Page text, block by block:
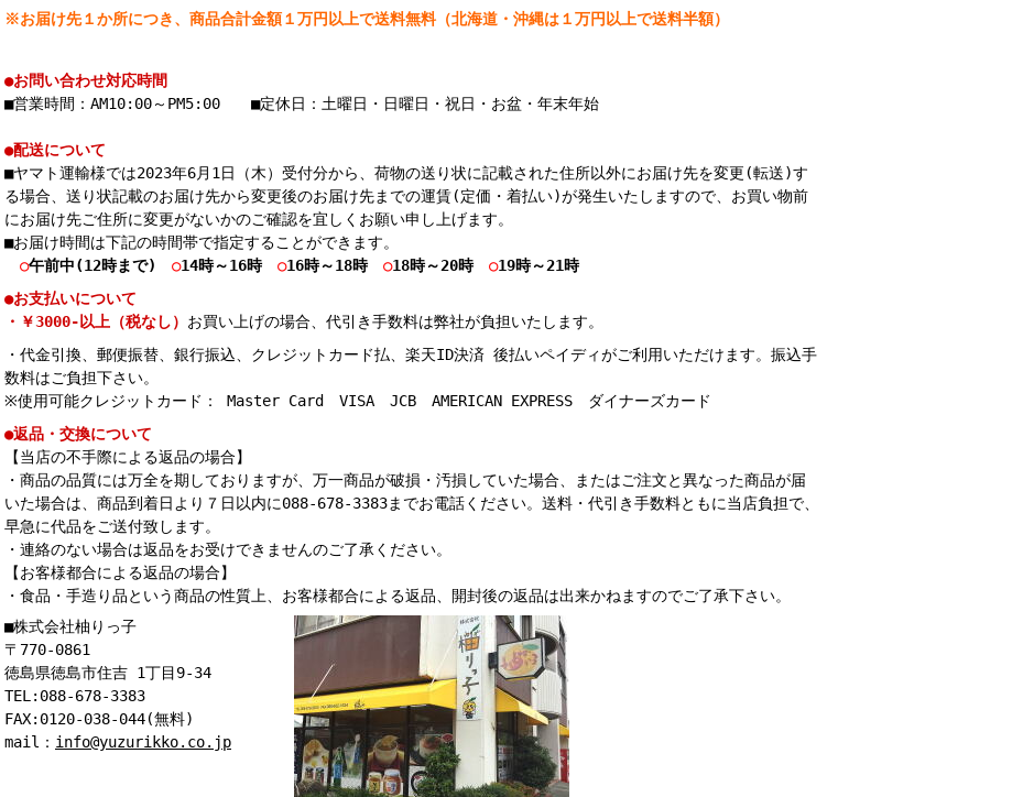
※お届け先１か所につき、商品合計金額１万円以上で送料無料（北海道・沖縄は１万円以上で送料半額）
●お問い合わせ対応時間
■営業時間：AM10:00～PM5:00 ■定休日：土曜日・日曜日・祝日・お盆・年末年始
●配送について
■ヤマト運輸様では2023年6月1日（木）受付分から、荷物の送り状に記載された住所以外にお届け先を変更(転送)す
る場合、送り状記載のお届け先から変更後のお届け先までの運賃(定価・着払い)が発生いたしますので、お買い物前
にお届け先ご住所に変更がないかのご確認を宜しくお願い申し上げます。
■お届け時間は下記の時間帯で指定することができます。
○午前中(12時まで) ○14時～16時○16時～18時○18時～20時○19時～21時
●お支払いについて
・￥3000-以上（税なし） お買い上げの場合、代引き手数料は弊社が負担いたします。
・代金引換、郵便振替、銀行振込、クレジットカード払、楽天ID決済 後払いペイディがご利用いただけます。振込手
数料はご負担下さい。
※使用可能クレジットカード： Master Card VISA JCB AMERICAN EXPRESS ダイナーズカード
●返品・交換について
【当店の不手際による返品の場合】
・商品の品質には万全を期しておりますが、万一商品が破損・汚損していた場合、またはご注文と異なった商品が届
いた場合は、商品到着日より７日以内に088-678-3383までお電話ください。送料・代引き手数料ともに当店負担で、
早急に代品をご送付致します。
・連絡のない場合は返品をお受けできませんのご了承ください。
【お客様都合による返品の場合】
・食品・手造り品という商品の性質上、お客様都合による返品、開封後の返品は出来かねますのでご了承下さい。
■株式会社柚りっ子
〒770-0861
徳島県徳島市住吉 1丁目9-34
TEL:088-678-3383
FAX:0120-038-044(無料)
mail： info@yuzurikko.co.jp